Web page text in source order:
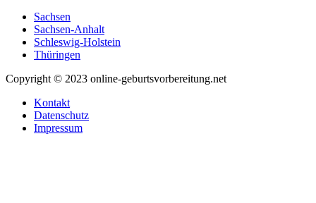
Sachsen
Sachsen-Anhalt
Schleswig-Holstein
Thüringen
Copyright © 2023 online-geburtsvorbereitung.net
Kontakt
Datenschutz
Impressum